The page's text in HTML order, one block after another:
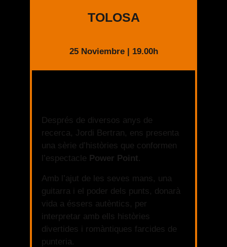
TOLOSA
25 Noviembre | 19.00h
Després de diversos anys de
recerca, Jordi Bertran, ens presenta
una sèrie d’històries que conformen
l’espectacle Power Point.
Amb l’ajut de les seves mans, una
guitarra i el poder dels punts, donarà
vida a éssers autèntics, per
interpretar amb ells històries
divertides i romàntiques farcides de
punteria.